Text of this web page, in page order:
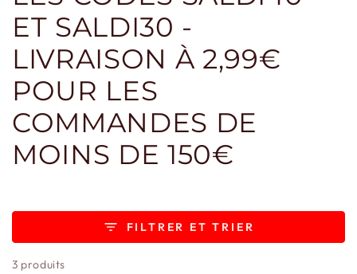
ET SALDI30 -
LIVRAISON À 2,99€
POUR LES
COMMANDES DE
MOINS DE 150€
FILTRER ET TRIER
3 produits